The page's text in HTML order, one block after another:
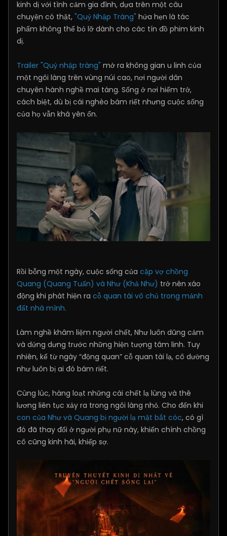
kinh dị với tình cảm gia đình, dựa trên một câu
chuyện có thật, "Quỷ Nhập Tràng" hứa hẹn là tác
phẩm không thể bỏ lỡ dành cho các tín đồ phim kinh
dị.
Trailer "Quỷ nhập tràng" mở ra không gian u linh của
một ngôi làng trên vùng núi cao, nơi người dân
chuyên hành nghề mai táng. Sống ở nơi hiểm trở,
cách biệt, dù bị cái nghèo bám riết nhưng cuộc sống
của họ vẫn khá yên ổn.
Rồi bỗng một ngày, cuộc sống của cặp vợ chồng
Quang (Quang Tuấn) và Như (Khả Như) trở nên xáo
động khi phát hiện ra cỗ quan tài vô chủ trong mảnh
đất nhà mình.
Làm nghề khâm liệm người chết, Như luôn dũng cảm
và dửng dưng trước những hiện tượng tâm linh. Tuy
nhiên, kể từ ngày “động quan” cỗ quan tài lạ, cô dường
như luôn bị ai đó bám riết.
Cùng lúc, hàng loạt những cái chết lạ lùng và thê
lương liên tục xảy ra trong ngôi làng nhỏ. Cho đến khi
con của Như và Quang bị người lạ mặt bắt cóc, có gì
đó đã thay đổi ở người phụ nữ này, khiến chính chồng
cô cũng kinh hãi, khiếp sợ.